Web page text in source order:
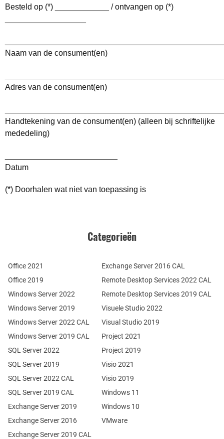
Besteld op (*) ____________ / ontvangen op (*)
Naam van de consument(en)
Adres van de consument(en)
Handtekening van de consument(en) (alleen bij schriftelijke
mededeling)
Datum
(*) Doorhalen wat niet van toepassing is
Categorieën
Office 2021
Office 2019
Windows Server 2022
Windows Server 2019
Exchange Server 2019
Exchange Server 2016
SQL Server 2022
SQL Server 2019
Windows Server 2022 CAL
Windows Server 2019 CAL
SQL Server 2022 CAL
SQL Server 2019 CAL
Remote Desktop Services 2022 CAL
Remote Desktop Services 2019 CAL
Exchange Server 2019 CAL
Exchange Server 2016 CAL
Visuele Studio 2022
Visual Studio 2019
Project 2021
Project 2019
Visio 2021
Visio 2019
Windows 11
Windows 10
VMware